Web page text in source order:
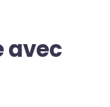
avec